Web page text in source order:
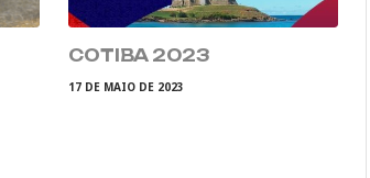
COTIBA 2023
17 DE MAIO DE 2023